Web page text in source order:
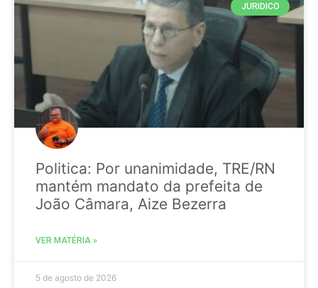
JURIDICO
Politica: Por unanimidade, TRE/RN
mantém mandato da prefeita de
João Câmara, Aize Bezerra
VER MATÉRIA »
5 de agosto de 2026